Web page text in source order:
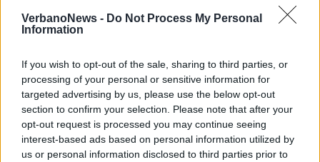
VerbanoNews - Do Not Process My Personal
Information
If you wish to opt-out of the sale, sharing to third parties, or
processing of your personal or sensitive information for
targeted advertising by us, please use the below opt-out
section to confirm your selection. Please note that after your
opt-out request is processed you may continue seeing
interest-based ads based on personal information utilized by
us or personal information disclosed to third parties prior to
youtuber, appassionati e interessati».
«Un progetto come la Gran Via del Devero –
sottolinea quindi Rubino – ha però senso
solo se si riesce a coinvolgere la popolazione.
Per questo ci piacerebbe entrare in contatto
con comuni, enti, associazioni e attività